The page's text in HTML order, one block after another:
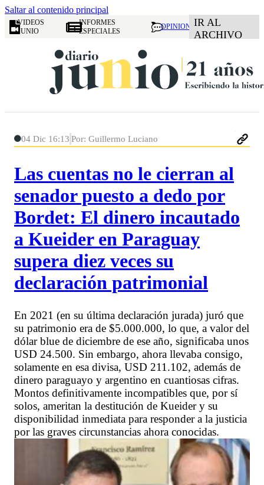
Saltar al contenido principal
VIDEOS
JUNIO
INFORMES
ESPECIALES
OPINION IR AL
ARCHIVO
04 Dic 16:13 Por: Guillermo Luciano
Las cuentas no le cierran al
senador puesto a dedo por
Bordet: El dinero incautado
a Kueider en Paraguay
supera diez veces su
declaración patrimonial
En 2021 (en su última declaración jurada) juró que
su patrimonio era de $5.000.000, lo que, a valor del
dólar blue de diciembre de ese año, significaba unos
USD 24.500. Sin embargo, ahora llevaba consigo,
solamente en esa divisa, USD 211.102, además de
dinero paraguayo y argentino en cuantiosas cifras.
Montos definitivamente incompatibles que, por sí
solos, ameritan la destitución de Kueider y su
disponibilidad inmediata para responder a la justicia
por las graves circunstancias ahora conocidas.